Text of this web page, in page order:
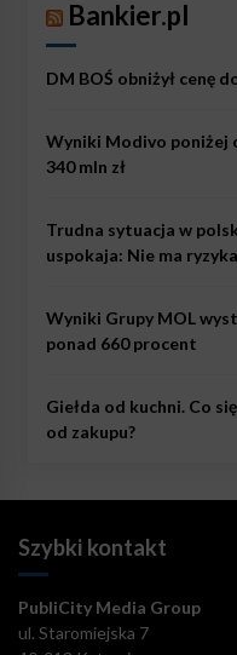
Bankier.pl
DM BOŚ obniżył cenę
Wyniki Modivo poniżej
340 mln zł
Trudna sytuacja w
uspokaja: Nie ma
Wyniki Grupy MOL
ponad 660 procent
Giełda od kuchni. Co
od zakupu?
Szybki kontakt
PubliCity Media Group
ul. Staromiejska 7